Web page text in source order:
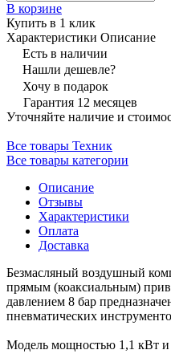
В корзине
Купить в 1 клик
Характеристики Описание
Есть в наличии
Нашли дешевле?
Хочу в подарок
Гарантия 12 месяцев
Уточняйте наличие и
Все товары Техник
Все товары категории
Описание
Отзывы
Характеристики
Оплата
Доставка
Безмасляный воздушный
прямым (коаксиальным)
давлением 8 бар
пневматических
Модель мощностью 1,1 кВт и